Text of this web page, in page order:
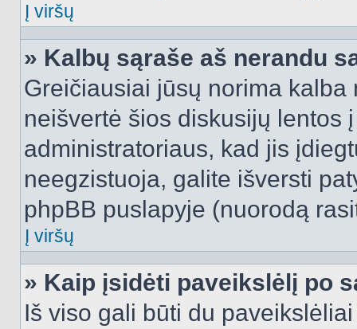
Į viršų
» Kalbų sąraše aš nerandu
Greičiausiai jūsų norima
neišvertė šios diskusijų lentos
administratoriaus, kad jis
neegzistuoja, galite išversti
phpBB puslapyje (nuorodą
Į viršų
» Kaip įsidėti paveikslėlį po
Iš viso gali būti du